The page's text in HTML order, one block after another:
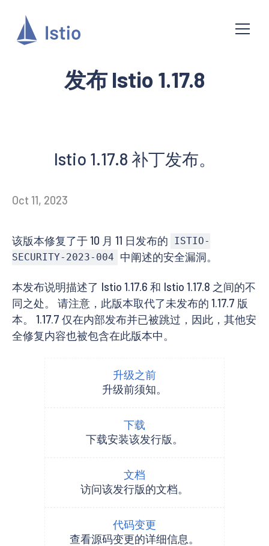
发布 Istio 1.17.8
Istio 1.17.8 补丁发布。
Oct 11, 2023
该版本修复了于 10 月 11 日发布的
ISTIO-
SECURITY-2023-004
中阐述的安全漏洞。
本发布说明描述了 Istio 1.17.6 和 Istio 1.17.8 之间的不
同之处。 请注意，此版本取代了未发布的 1.17.7 版
本。 1.17.7 仅在内部发布并已被跳过，因此，其他安
全修复内容也被包含在此版本中。
升级之前
升级前须知。
下载
下载安装该发行版。
文档
访问该发行版的文档。
代码变更
查看源码变更的详细信息。